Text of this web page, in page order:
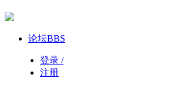
论坛BBS
登录 /
注册